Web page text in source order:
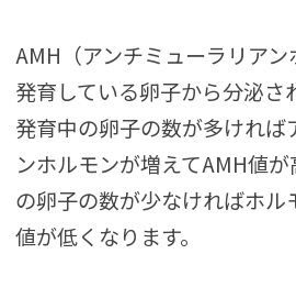
AMH（アンチミューラリアン
発育している卵子から分泌さ
発育中の卵子の数が多ければ
ンホルモンが増えてAMH値
の卵子の数が少なければホル
値が低くなります。